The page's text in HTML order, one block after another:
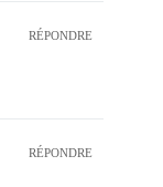
RÉPONDRE
RÉPONDRE